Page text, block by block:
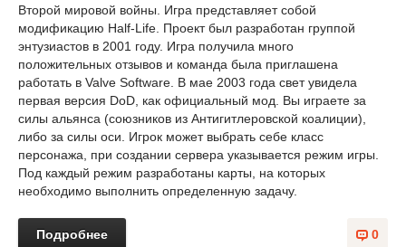
Второй мировой войны. Игра представляет собой
модификацию Half-Life. Проект был разработан группой
энтузиастов в 2001 году. Игра получила много
положительных отзывов и команда была приглашена
работать в Valve Software. В мае 2003 года свет увидела
первая версия DoD, как официальный мод. Вы играете за
силы альянса (союзников из Антигитлеровской коалиции),
либо за силы оси. Игрок может выбрать себе класс
персонажа, при создании сервера указывается режим игры.
Под каждый режим разработаны карты, на которых
необходимо выполнить определенную задачу.
0
Подробнее